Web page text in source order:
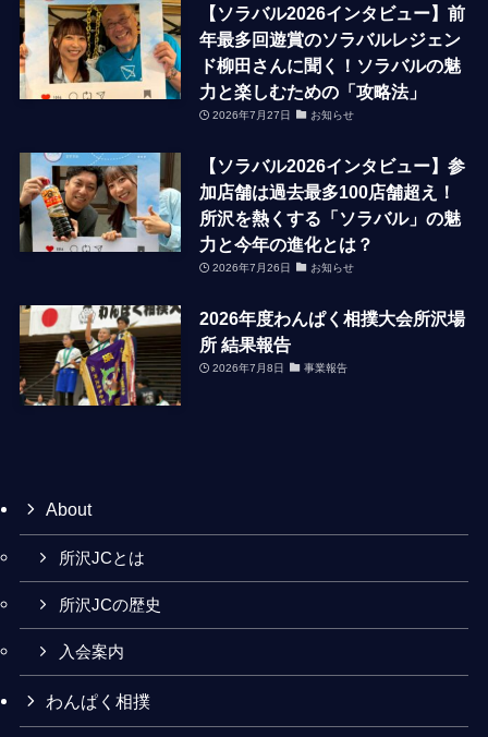
【ソラバル2026インタビュー】前
年最多回遊賞のソラバルレジェン
ド柳田さんに聞く！ソラバルの魅
力と楽しむための「攻略法」
2026年7月27日 お知らせ
【ソラバル2026インタビュー】参
加店舗は過去最多100店舗超え！
所沢を熱くする「ソラバル」の魅
力と今年の進化とは？
2026年7月26日 お知らせ
2026年度わんぱく相撲大会所沢場
所 結果報告
2026年7月8日 事業報告
About
所沢JCとは
所沢JCの歴史
入会案内
わんぱく相撲